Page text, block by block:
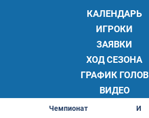
КАЛЕНДАРЬ
ИГРОКИ
ЗАЯВКИ
ХОД СЕЗОНА
ГРАФИК ГОЛОВ
ВИДЕО
Чемпионат И